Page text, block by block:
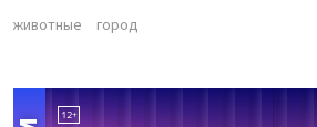
животные город